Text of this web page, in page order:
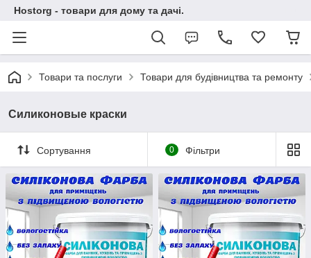
Hostorg - товари для дому та дачі.
Товари та послуги Товари для будівництва та ремонту
Силиконовые краски
Сортування 0 Фільтри